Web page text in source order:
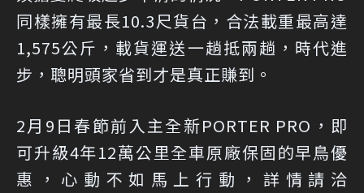
同樣擁有最長10.3尺貨台，合法載重最高達
1,575公斤，載貨運送一趟抵兩趟，時代進
步，聰明頭家省到才是真正賺到。
2月9日春節前入主全新PORTER PRO，即
可升級4年12萬公里全車原廠保固的早鳥優
惠，心動不如馬上行動，詳情請洽